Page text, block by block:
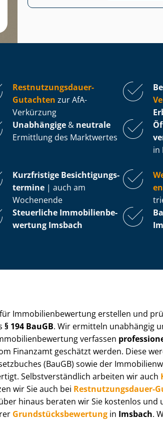
Rest­nut­zungs­dau­er-
Gutachten zur AfA-
Verkürzung
Unabhängige & neutrale
Ermittlung des Marktwertes
in
Kurzfristige Be­sich­ti­gungs­
ter­mi­ne | auch am
Wochenende
Steuerliche Im­mo­bi­li­en­be­
wer­tung Imsbach
für Im­mo­bi­li­en­be­wer­tung erstellen und
§ 194 BauGB. Wir ermitteln unabhängig
verfassen
Finanzamt geschätzt werden. Diese
(BauGB) sowie der
Selbst­ver­ständ­lich arbeiten wir auch
wir Sie auch bei Rest­nut­zungs­dau­er-
hinaus beraten wir Sie kostenlos und
Grund­stücks­be­wer­tung in Imsbach.